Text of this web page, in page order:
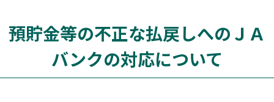
預貯金等の不正な払戻しへのＪＡ
バンクの対応について